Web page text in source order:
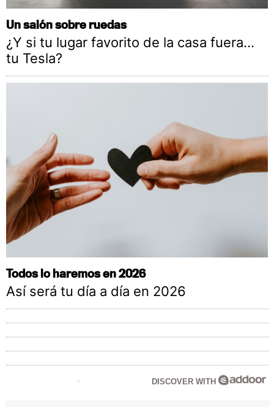
Un salón sobre ruedas
¿Y si tu lugar favorito de la casa fuera…
tu Tesla?
Todos lo haremos en 2026
Así será tu día a día en 2026
DISCOVER WITH